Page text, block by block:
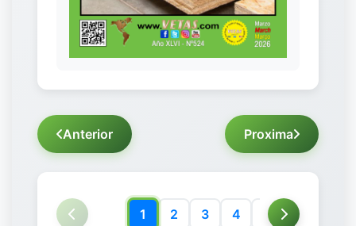
Anterior Proxima
1 2 3 4 5 6